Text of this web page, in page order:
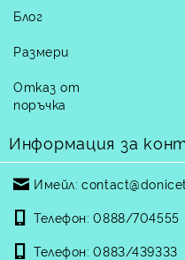
Блог
Размери
Отказ от
поръчка
Информация за
Имейл:
Телефон: 0888/704555
Телефон: 0883/439333